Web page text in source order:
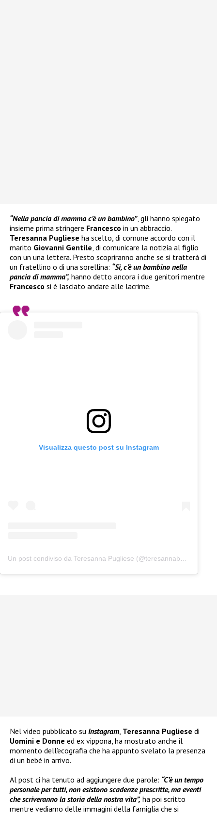
“Nella pancia di mamma c’è un bambino”, gli hanno spiegato
insieme prima stringere Francesco in un abbraccio.
Teresanna Pugliese ha scelto, di comune accordo con il
marito Giovanni Gentile, di comunicare la notizia al figlio
con un una lettera. Presto scopriranno anche se si tratterà di
un fratellino o di una sorellina: “Sì, c’è un bambino nella
pancia di mamma”, hanno detto ancora i due genitori mentre
Francesco si è lasciato andare alle lacrime.
Visualizza questo post su Instagram
Nel video pubblicato su Instagram Teresanna Pugliese di
Uomini e Donne ed ex vippona, ha mostrato anche il
momento dell’ecografia che ha appunto svelato la presenza
di un bebè in arrivo.
Al post ci ha tenuto ad aggiungere due parole: “C’è un tempo
personale per tutti, non esistono scadenze prescritte, ma eventi
che scriveranno la storia della nostra vita”, ha poi scritto
mentre vediamo delle immagini della famiglia che si